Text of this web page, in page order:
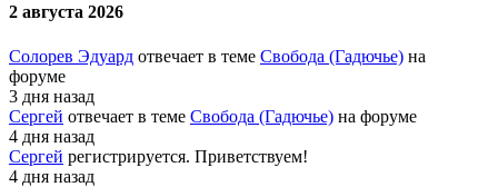
2 августа 2026
Солорев Эдуард отвечает в теме Свобода (Гадючье) на
форуме
3 дня назад
Сергей отвечает в теме Свобода (Гадючье) на форуме
4 дня назад
Сергей регистрируется. Приветствуем!
4 дня назад